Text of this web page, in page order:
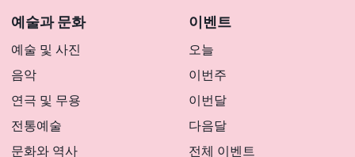
예술과 문화
예술 및 사진
음악
연극 및 무용
전통예술
문화와 역사
이벤트
오늘
이번주
이번달
다음달
전체 이벤트